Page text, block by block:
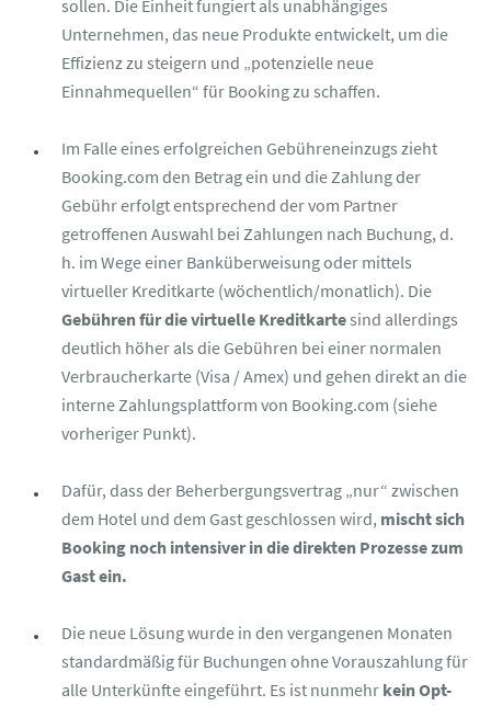
sollen. Die Einheit fungiert als unabhängiges
Unternehmen, das neue Produkte entwickelt, um die
Effizienz zu steigern und „potenzielle neue
Einnahmequellen“ für Booking zu schaffen.
Im Falle eines erfolgreichen Gebühreneinzugs zieht
Booking.com den Betrag ein und die Zahlung der
Gebühr erfolgt entsprechend der vom Partner
getroffenen Auswahl bei Zahlungen nach Buchung, d.
h. im Wege einer Banküberweisung oder mittels
virtueller Kreditkarte (wöchentlich/monatlich). Die
Gebühren für die virtuelle Kreditkartesind allerdings
deutlich höher als die Gebühren bei einer normalen
Verbraucherkarte (Visa / Amex) und gehen direkt an die
interne Zahlungsplattform von Booking.com (siehe
vorheriger Punkt).
Dafür, dass der Beherbergungsvertrag „nur“ zwischen
dem Hotel und dem Gast geschlossen wird, mischt sich
Booking noch intensiver in die direkten Prozesse zum
Gast ein.
Die neue Lösung wurde in den vergangenen Monaten
standardmäßig für Buchungen ohne Vorauszahlung für
alle Unterkünfte eingeführt. Es ist nunmehr kein Opt-